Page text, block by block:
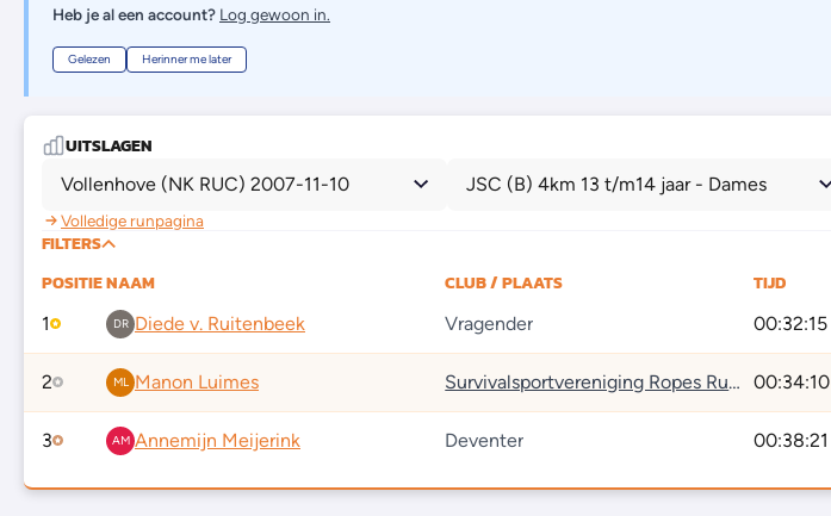
Heb je al een account? Log gewoon in.
Gelezen Herinner me later
UITSLAGEN
Vollenhove (NK RUC) 2007-11-10 JSC (B) 4km 13 t/m14 jaar - Dames
Volledige runpagina
FILTERS
POSITIENAAM CLUB / PLAATS TIJD
1 DR Diede v. Ruitenbeek Vragender 00:32:15
2 ML Manon Luimes Survivalsportvereniging Ropes Running 00:34:10
3 AM Annemijn Meijerink Deventer 00:38:21